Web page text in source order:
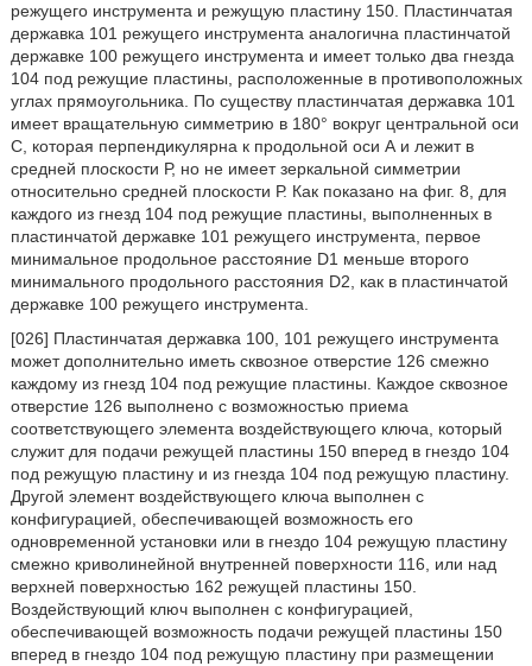
режущего инструмента и режущую пластину 150. Пластинчатая
державка 101 режущего инструмента аналогична пластинчатой
державке 100 режущего инструмента и имеет только два гнезда
104 под режущие пластины, расположенные в противоположных
углах прямоугольника. По существу пластинчатая державка 101
имеет вращательную симметрию в 180° вокруг центральной оси
С, которая перпендикулярна к продольной оси А и лежит в
средней плоскости Р, но не имеет зеркальной симметрии
относительно средней плоскости Р. Как показано на фиг. 8, для
каждого из гнезд 104 под режущие пластины, выполненных в
пластинчатой державке 101 режущего инструмента, первое
минимальное продольное расстояние D1 меньше второго
минимального продольного расстояния D2, как в пластинчатой
державке 100 режущего инструмента.
[026] Пластинчатая державка 100, 101 режущего инструмента
может дополнительно иметь сквозное отверстие 126 смежно
каждому из гнезд 104 под режущие пластины. Каждое сквозное
отверстие 126 выполнено с возможностью приема
соответствующего элемента воздействующего ключа, который
служит для подачи режущей пластины 150 вперед в гнездо 104
под режущую пластину и из гнезда 104 под режущую пластину.
Другой элемент воздействующего ключа выполнен с
конфигурацией, обеспечивающей возможность его
одновременной установки или в гнездо 104 режущую пластину
смежно криволинейной внутренней поверхности 116, или над
верхней поверхностью 162 режущей пластины 150.
Воздействующий ключ выполнен с конфигурацией,
обеспечивающей возможность подачи режущей пластины 150
вперед в гнездо 104 под режущую пластину при размещении